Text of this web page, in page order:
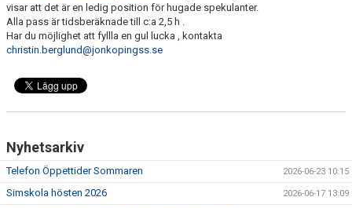
KONTAKT
OM KLUBBEN
PM FÖR TÄVLINGAR OCH LÄGER
BOKNING SIMSKOLA
KALENDER
visar att det är en ledig position för hugade spekulanter.
Alla pass är tidsberäknade till c:a 2,5 h .
Har du möjlighet att fyllla en gul lucka , kontakta
christin.berglund@jonkopingss.se
Nyhetsarkiv
Telefon Öppettider Sommaren 2026-06-23 10:15
Simskola hösten 2026 2026-06-17 13:09